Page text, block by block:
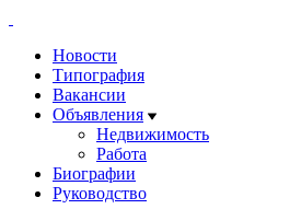
Новости
Типография
Вакансии
Объявления
Недвижимость
Работа
Биографии
Руководство